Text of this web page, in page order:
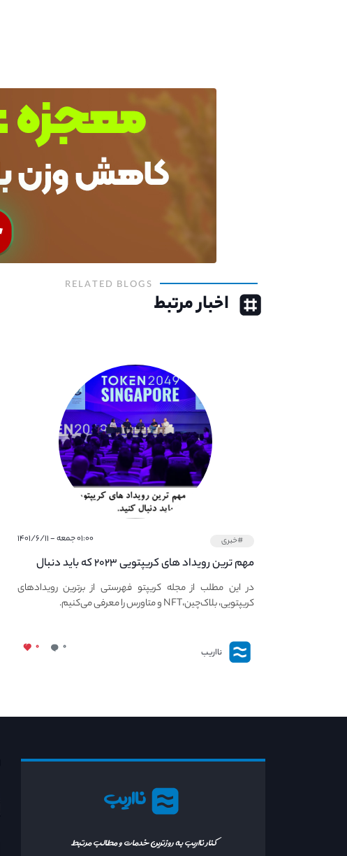
RELATED BLOGS
اخبار مرتبط
#خبری ۰۱:۰۰ جمعه - ۱۴۰۱/۶/۱۱
مهم ترین رویداد های کریپتویی ۲۰۲۳ که باید دنبال
کنید – معرفی بهترین رویداد های جهانی
در این مطلب از مجله کریپتو فهرستی از برترین رویدادهای
کریپتویی، بلاک‌چین،NFT و متاورس را معرفی می‌کنیم.
نااریب ۰ ۰
نااریب
کنار نااریب به روزترین خدمات و مطالب مرتبط